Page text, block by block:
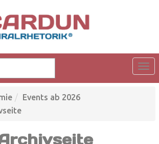
Events ab 2026